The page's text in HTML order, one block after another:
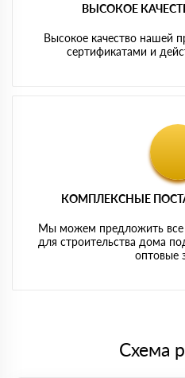
ВЫСОКОЕ
Высокое качество нашей
сертификатами и
КОМПЛЕКСНЫЕ
Мы можем предложить
для строительства дома
оптовые
Схема